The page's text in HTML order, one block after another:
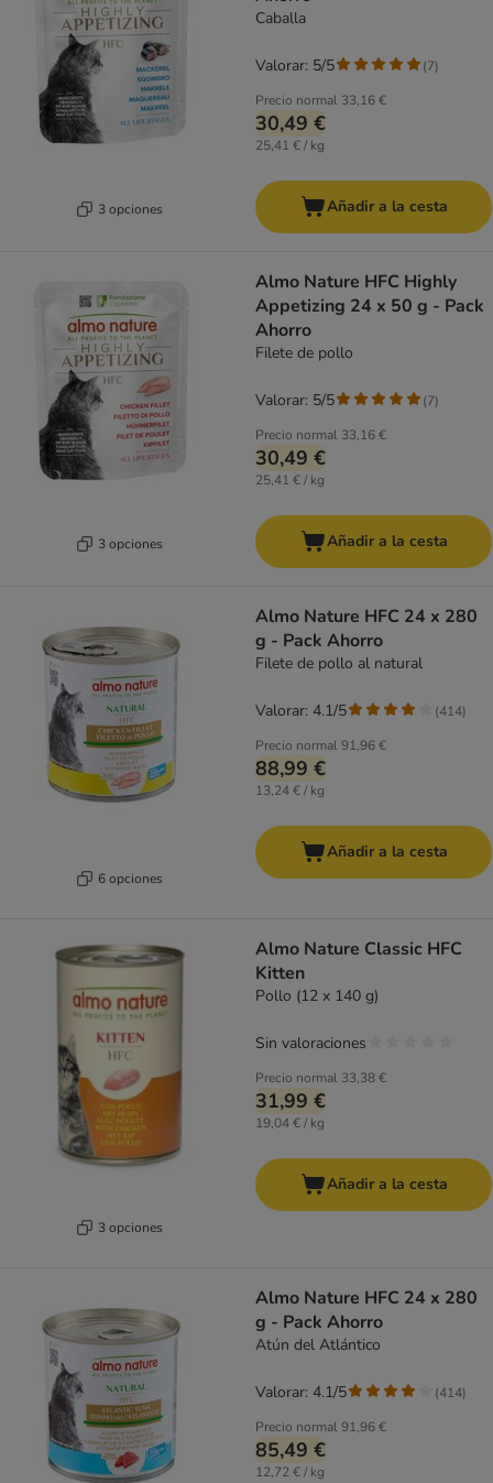
3 opciones
Caballa
Precio normal 33,16 €
30,49 €
25,41 € / kg
Valorar: 5/5 (7)
Añadir a la cesta
3 opciones
Almo Nature HFC Highly
Appetizing 24 x 50 g - Pack
Ahorro
Filete de pollo
Precio normal 33,16 €
30,49 €
25,41 € / kg
Valorar: 5/5 (7)
Añadir a la cesta
6 opciones
Almo Nature HFC 24 x 280
g - Pack Ahorro
Filete de pollo al natural
Precio normal91,96 €
88,99 €
13,24 € / kg
Valorar: 4.1/5 (414)
Añadir a la cesta
3 opciones
Almo Nature Classic HFC
Kitten
Pollo (12 x 140 g)
Precio normal 33,38 €
31,99 €
19,04 € / kg
Sin valoraciones
Añadir a la cesta
Almo Nature HFC 24 x 280
g - Pack Ahorro
Atún del Atlántico
Precio normal91,96 €
85,49 €
12,72 € / kg
Valorar: 4.1/5 (414)